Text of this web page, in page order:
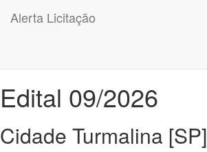
Alerta Licitação
Edital 09/2026
Cidade Turmalina [SP]